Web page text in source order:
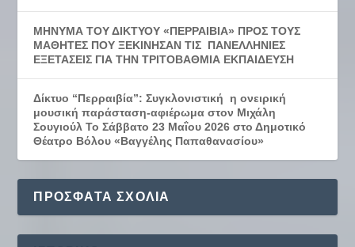
ΜΗΝΥΜΑ ΤΟΥ ΔΙΚΤΥΟΥ «ΠΕΡΡΑΙΒΙΑ» ΠΡΟΣ ΤΟΥΣ
ΜΑΘΗΤΕΣ ΠΟΥ ΞΕΚΙΝΗΣΑΝ ΤΙΣ ΠΑΝΕΛΛΗΝΙΕΣ
ΕΞΕΤΑΣΕΙΣ ΓΙΑ ΤΗΝ ΤΡΙΤΟΒΑΘΜΙΑ ΕΚΠΑΙΔΕΥΣΗ
Δίκτυο “Περραιβία”: Συγκλονιστική η ονειρική
μουσική παράσταση-αφιέρωμα στον Μιχάλη
Σουγιούλ Το Σάββατο 23 Μαΐου 2026 στο Δημοτικό
Θέατρο Βόλου «Βαγγέλης Παπαθανασίου»
ΠΡΌΣΦΑΤΑ ΣΧΌΛΙΑ